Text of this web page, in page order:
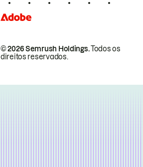
© 2026 Semrush Holdings.Todos os
direitos reservados.